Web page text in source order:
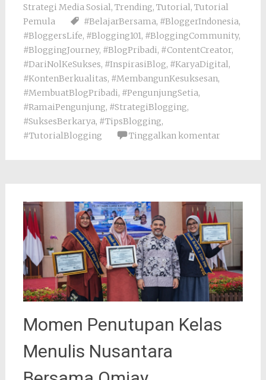
Strategi Media Sosial, Trending, Tutorial, Tutorial
Pemula
#BelajarBersama, #BloggerIndonesia,
#BloggersLife, #Blogging101, #BloggingCommunity,
#BloggingJourney, #BlogPribadi, #ContentCreator,
#DariNolKeSukses, #InspirasiBlog, #KaryaDigital,
#KontenBerkualitas, #MembangunKesuksesan,
#MembuatBlogPribadi, #PengunjungSetia,
#RamaiPengunjung, #StrategiBlogging,
#SuksesBerkarya, #TipsBlogging,
#TutorialBlogging
Tinggalkan komentar
Momen Penutupan Kelas
Menulis Nusantara